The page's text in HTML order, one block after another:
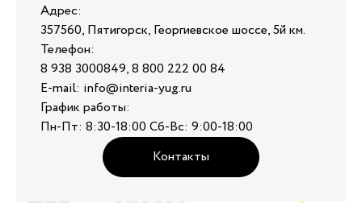
Адрес:
357560, Пятигорск, Георгиевское шоссе, 5й км.
Телефон:
8 938 3000849, 8 800 222 00 84
E-mail: info@interia-yug.ru
График работы:
Пн-Пт: 8:30-18:00 Сб-Вс: 9:00-18:00
Контакты